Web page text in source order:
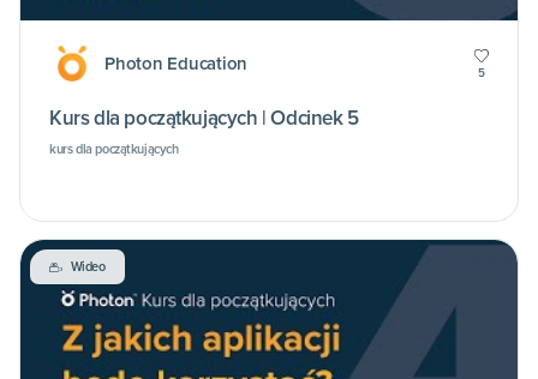
Photon Education 5
Kurs dla początkujących | Odcinek 5
kurs dla początkujących
Wideo